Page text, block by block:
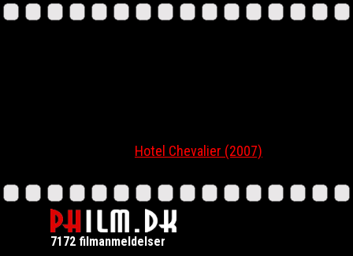
Hotel Chevalier (2007)
7172 filmanmeldelser